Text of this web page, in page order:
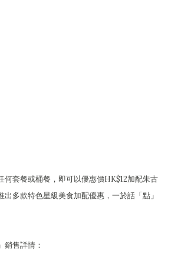
何套餐或桶餐，即可以優惠價HK$12加配朱古
出多款特色星級美食加配優惠，一於話「點」
銷售詳情：